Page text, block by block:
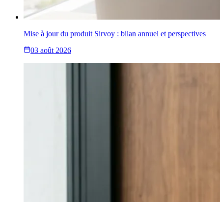
Mise à jour du produit Sirvoy : bilan annuel et perspectives
03 août 2026